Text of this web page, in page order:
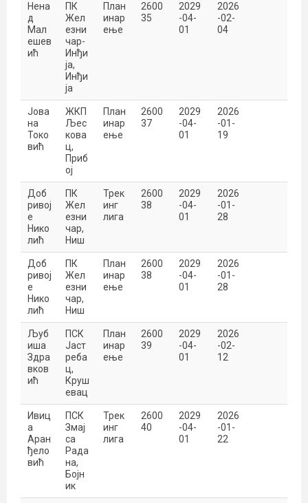
Нена
д
Мал
ешев
ић
ПК
Жел
езни
чар-
Инђи
ја,
Инђи
ја
План
инар
ење
2600
35
2029
-04-
01
2026
-02-
04
Јова
на
Токо
вић
ЖКП
Љес
кова
ц,
Приб
ој
План
инар
ење
2600
37
2029
-04-
01
2026
-01-
19
Доб
ривој
е
Нико
лић
ПК
Жел
езни
чар,
Ниш
Трек
инг
лига
2600
38
2029
-04-
01
2026
-01-
28
Доб
ривој
е
Нико
лић
ПК
Жел
езни
чар,
Ниш
План
инар
ење
2600
38
2029
-04-
01
2026
-01-
28
Љуб
иша
Здра
вков
ић
ПСК
Јаст
реба
ц,
Круш
евац
План
инар
ење
2600
39
2029
-04-
01
2026
-02-
12
Ивиц
а
Аран
ђело
вић
ПСК
Змај
са
Рада
на,
Бојн
ик
Трек
инг
лига
2600
40
2029
-04-
01
2026
-01-
22